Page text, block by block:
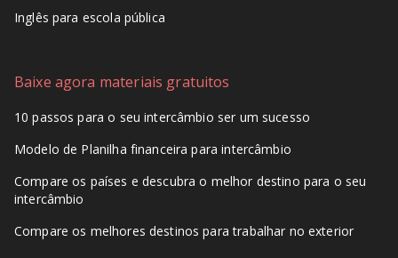
Inglês para escola pública
Baixe agora materiais gratuitos
10 passos para o seu intercâmbio ser um sucesso
Modelo de Planilha financeira para intercâmbio
Compare os países e descubra o melhor destino para o seu
intercâmbio
Compare os melhores destinos para trabalhar no exterior